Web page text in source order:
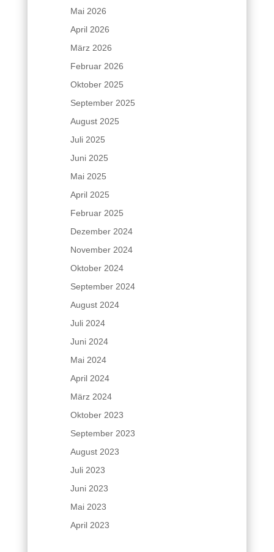
Mai 2026
April 2026
März 2026
Februar 2026
Oktober 2025
September 2025
August 2025
Juli 2025
Juni 2025
Mai 2025
April 2025
Februar 2025
Dezember 2024
November 2024
Oktober 2024
September 2024
August 2024
Juli 2024
Juni 2024
Mai 2024
April 2024
März 2024
Oktober 2023
September 2023
August 2023
Juli 2023
Juni 2023
Mai 2023
April 2023